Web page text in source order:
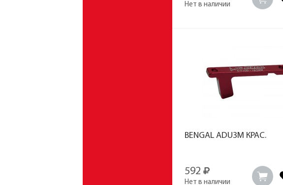
Нет в наличии
BENGAL ADU3M КРАС.
592
Нет в наличии